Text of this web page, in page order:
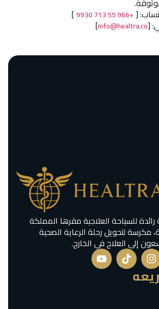
[
+966 55 713 9930
]
[
info@healtra.co
]
للسياحة العلاجية مقرها المملكة
مكرسة لتحويل رحلة الرعاية الصحية
إلى العلاج في الخارج.